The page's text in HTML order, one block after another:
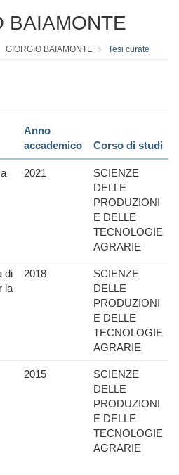
BAIAMONTE
GIORGIO BAIAMONTE Tesi curate
Anno
accademico
Corso di studi
2021
SCIENZE
DELLE
PRODUZIONI
E DELLE
TECNOLOGIE
AGRARIE
di
la
2018
SCIENZE
DELLE
PRODUZIONI
E DELLE
TECNOLOGIE
AGRARIE
2015
SCIENZE
DELLE
PRODUZIONI
E DELLE
TECNOLOGIE
AGRARIE